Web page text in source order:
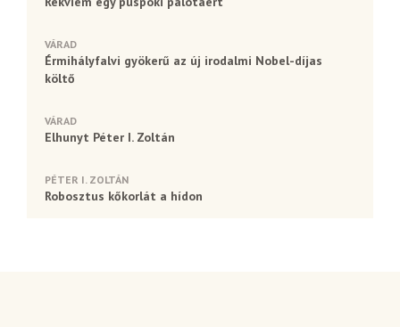
VÁRAD
Érmihályfalvi gyökerű az új irodalmi Nobel-díjas
költő
VÁRAD
Elhunyt Péter I. Zoltán
PÉTER I. ZOLTÁN
Robosztus kőkorlát a hídon